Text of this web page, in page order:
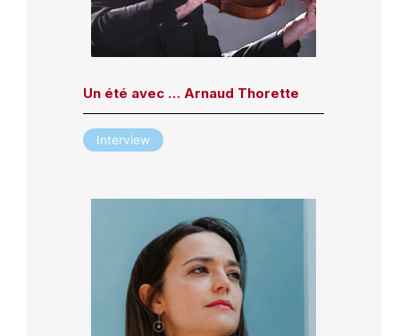
Un été avec … Arnaud Thorette
Interview